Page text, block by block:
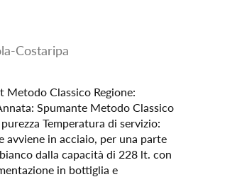
Costaripa
Classico Regione:
Spumante Metodo Classico
Temperatura di servizio:
avviene in acciaio, per una parte
dalla capacità di 228 lt. con
in bottiglia e